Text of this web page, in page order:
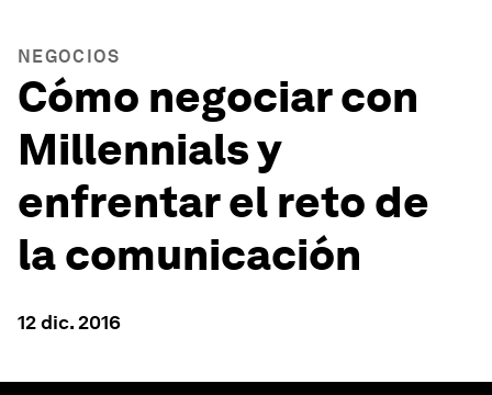
NEGOCIOS
Cómo negociar con
Millennials y
enfrentar el reto de
la comunicación
12 dic. 2016